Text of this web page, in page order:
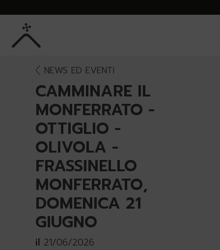
NEWS ED EVENTI
CAMMINARE IL
MONFERRATO -
OTTIGLIO -
OLIVOLA -
FRASSINELLO
MONFERRATO,
DOMENICA 21
GIUGNO
il 21/06/2026